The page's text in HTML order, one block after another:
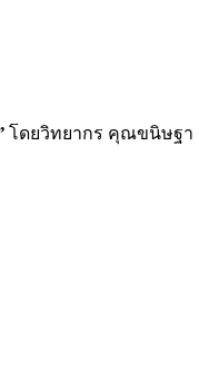
โดยวิทยากร คุณขนิษฐา